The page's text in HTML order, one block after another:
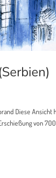
Diese
von